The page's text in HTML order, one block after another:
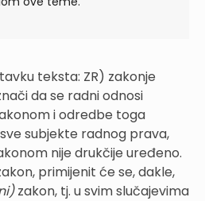
teksta: ZR) zakonje
da se radni odnosi
i odredbe toga
subjekte radnog prava,
nije drukčije uređeno.
primijenit će se, dakle,
zakon, tj. u svim slučajevima